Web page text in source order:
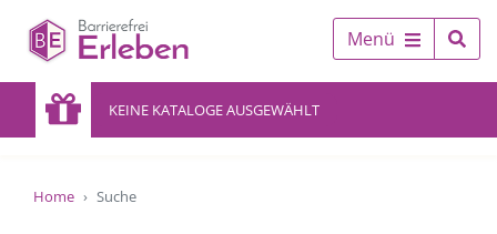
Menü
KEINE KATALOGE AUSGEWÄHLT
Home Suche